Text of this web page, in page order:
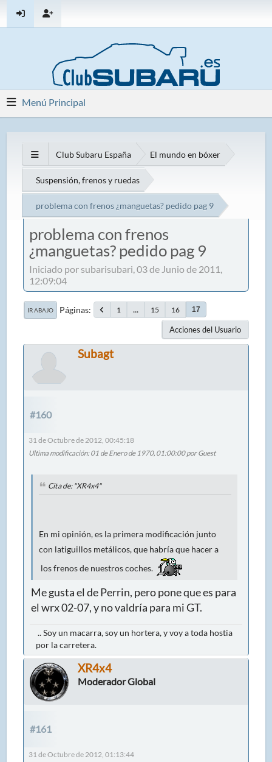
Menú Principal
Club Subaru España El mundo en bóxer
Suspensión, frenos y ruedas
problema con frenos ¿manguetas? pedido pag 9
problema con frenos
¿manguetas? pedido pag 9
Iniciado por subarisubari, 03 de Junio de 2011,
12:09:04
IR ABAJO Páginas 1 ... 15 16 17
Acciones del Usuario
Subagt
#160
31 de Octubre de 2012, 00:45:18
Ultima modificación: 01 de Enero de 1970, 01:00:00 por Guest
Cita de: "XR4x4"
En mi opinión, es la primera modificación junto
con latiguillos metálicos, que habría que hacer a
los frenos de nuestros coches.
Me gusta el de Perrin, pero pone que es para
el wrx 02-07, y no valdría para mi GT.
.. Soy un macarra, soy un hortera, y voy a toda hostia
por la carretera.
XR4x4
Moderador Global
#161
31 de Octubre de 2012, 01:13:44